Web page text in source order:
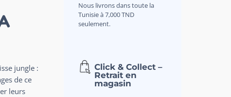
jungle :
de ce
leurs
Nous livrons dans toute la
Tunisie à 7,000 TND
seulement.
Click & Collect –
Retrait en
magasin